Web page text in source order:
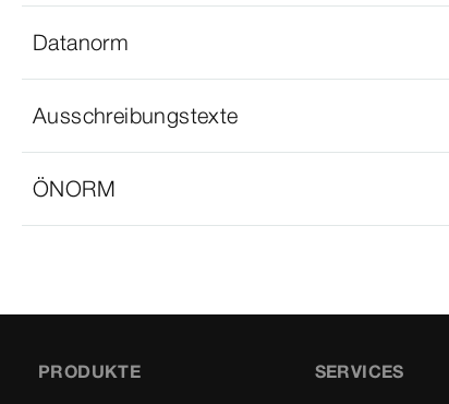
Datanorm
Ausschreibungstexte
ÖNORM
PRODUKTE SERVICES